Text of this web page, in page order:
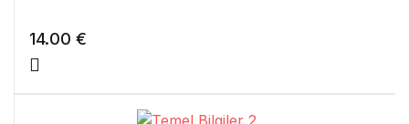
14.00 €